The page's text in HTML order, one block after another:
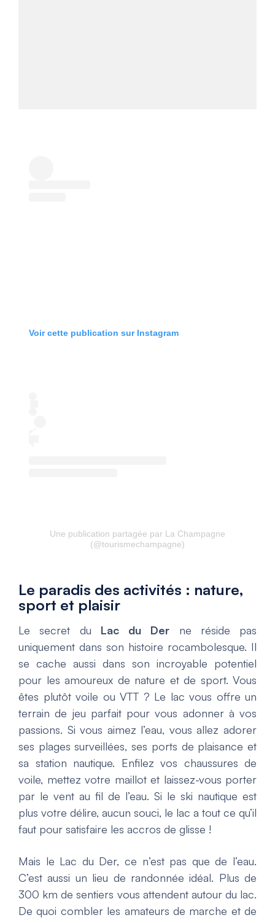
Voir cette publication sur Instagram
Une publication partagée par La Champagne
(@tourismechampagne)
Le paradis des activités : nature,
sport et plaisir
Le secret du Lac du Der ne réside pas
uniquement dans son histoire rocambolesque. Il
se cache aussi dans son incroyable potentiel
pour les amoureux de nature et de sport. Vous
êtes plutôt voile ou VTT ? Le lac vous offre un
terrain de jeu parfait pour vous adonner à vos
passions. Si vous aimez l’eau, vous allez adorer
ses plages surveillées, ses ports de plaisance et
sa station nautique. Enfilez vos chaussures de
voile, mettez votre maillot et laissez-vous porter
par le vent au fil de l’eau. Si le ski nautique est
plus votre délire, aucun souci, le lac a tout ce qu’il
faut pour satisfaire les accros de glisse !
Mais le Lac du Der, ce n’est pas que de l’eau.
C’est aussi un lieu de randonnée idéal. Plus de
300 km de sentiers vous attendent autour du lac.
De quoi combler les amateurs de marche et de